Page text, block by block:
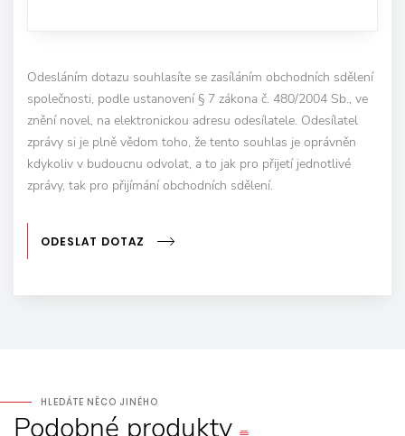
Odesláním dotazu souhlasíte se zasíláním obchodních sdělení
společnosti, podle ustanovení § 7 zákona č. 480/2004 Sb., ve
znění novel, na elektronickou adresu odesílatele. Odesílatel
zprávy si je plně vědom toho, že tento souhlas je oprávněn
kdykoliv v budoucnu odvolat, a to jak pro přijetí jednotlivé
zprávy, tak pro přijímání obchodních sdělení.
ODESLAT DOTAZ
HLEDÁTE NĚCO JINÉHO
Podobné produkty